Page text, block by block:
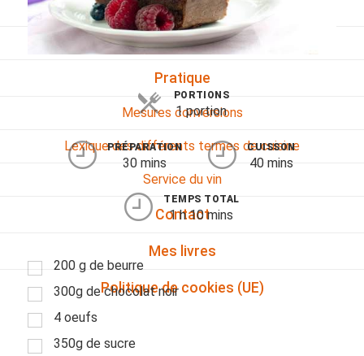
Végétarien
Viandes
Pratique
Mesures conversions
Lexique des différents termes de cuisine
Service du vin
Contact
Mes livres
Politique de cookies (UE)
PORTIONS
1 portion
PRÉPARATION
30 mins
CUISSON
40 mins
TEMPS TOTAL
1 h 10 mins
200 g de beurre
300g de chocolat noir
4 oeufs
350g de sucre